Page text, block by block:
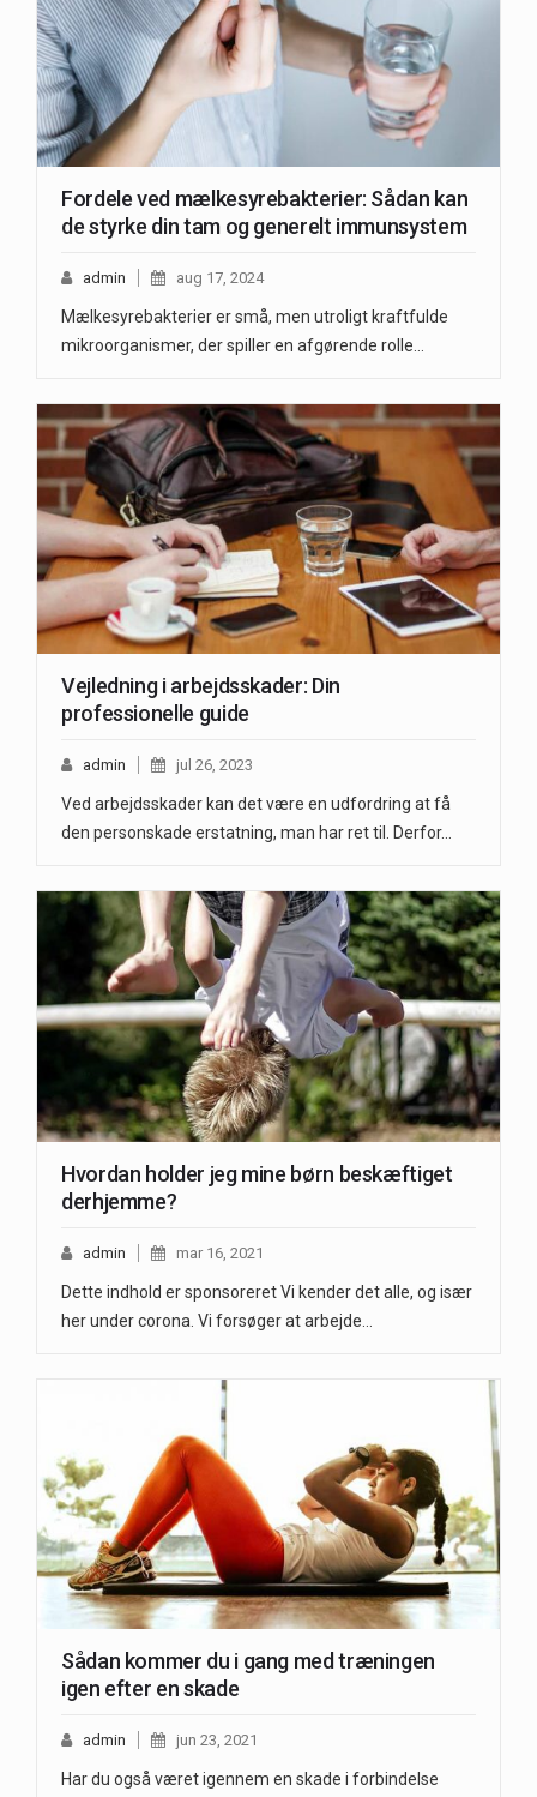
Fordele ved mælkesyrebakterier: Sådan kan
de styrke din tam og generelt immunsystem
admin aug 17, 2024
Mælkesyrebakterier er små, men utroligt kraftfulde
mikroorganismer, der spiller en afgørende rolle…
Vejledning i arbejdsskader: Din
professionelle guide
admin jul 26, 2023
Ved arbejdsskader kan det være en udfordring at få
den personskade erstatning, man har ret til. Derfor…
Hvordan holder jeg mine børn beskæftiget
derhjemme?
admin mar 16, 2021
Dette indhold er sponsoreret Vi kender det alle, og især
her under corona. Vi forsøger at arbejde…
Sådan kommer du i gang med træningen
igen efter en skade
admin jun 23, 2021
Har du også været igennem en skade i forbindelse